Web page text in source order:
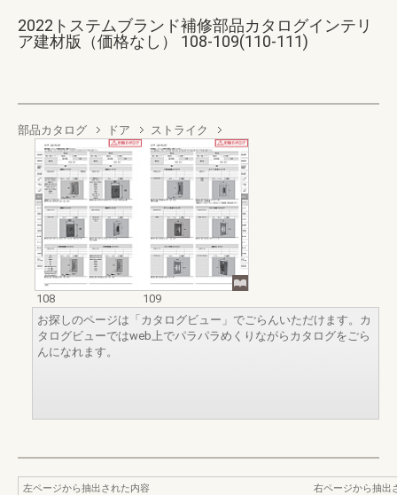
2022トステムブランド補修部品カタログインテリ
ア建材版（価格なし） 108-109(110-111)
部品カタログ ドア ストライク
108
109
お探しのページは「カタログビュー」でごらんいただけます。カ
タログビューではweb上でパラパラめくりながらカタログをごら
んになれます。
左ページから抽出された内容
右ページから抽出